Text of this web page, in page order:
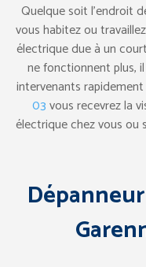
Quelque soit l’endroit
vous habitez ou
électrique due à un
ne fonctionnent plus,
intervenants
03vous recevrez la
électrique chez vous ou